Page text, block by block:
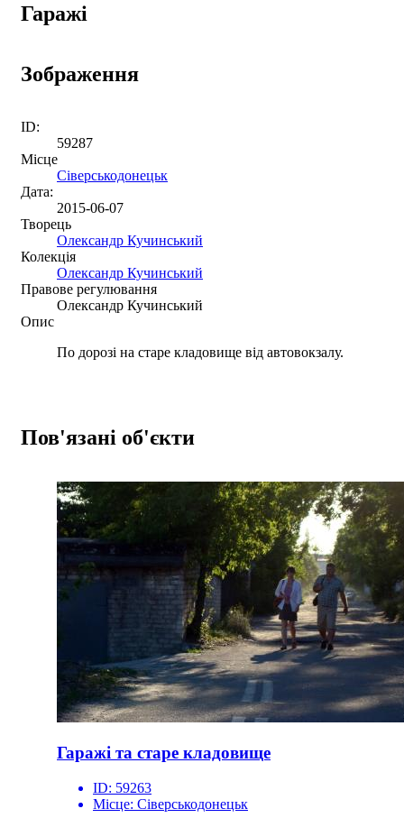
Гаражі
Зображення
ID:
59287
Місце
Сіверськодонецьк
Дата:
2015-06-07
Творець
Олександр Кучинський
Колекція
Олександр Кучинський
Правове регулювання
Олександр Кучинський
Опис
По дорозі на старе кладовище від автовокзалу.
Пов'язані об'єкти
Гаражі та старе кладовище
ID: 59263
Місце: Сіверськодонецьк